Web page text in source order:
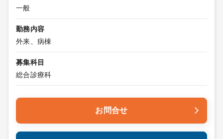
一般
勤務内容
外来、病棟
募集科目
総合診療科
お問合せ